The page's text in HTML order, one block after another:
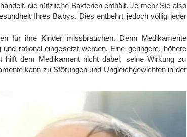
die nützliche Bakterien enthält. Je mehr Sie also
Ihres Babys. Dies entbehrt jedoch völlig jeder
für ihre Kinder missbrauchen. Denn Medikamente
rational eingesetzt werden. Eine geringere, höhere
dem Medikament nicht dabei, seine Wirkung zu
kann zu Störungen und Ungleichgewichten in der